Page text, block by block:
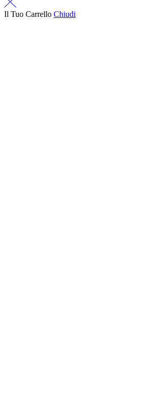
Il Tuo Carrello Chiudi